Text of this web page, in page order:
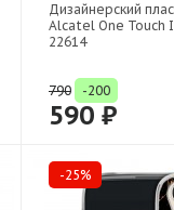
Дизайнерский
Alcatel One Touch
22614
790 -200
590 ₽
-25%